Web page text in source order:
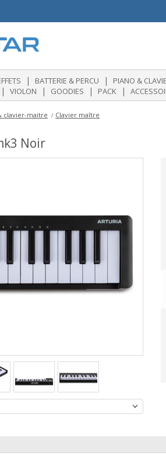
| BATTERIE & PERCU | PIANO &
| VIOLON | GOODIES | PACK |
clavier-maitre Clavier maître
Noir